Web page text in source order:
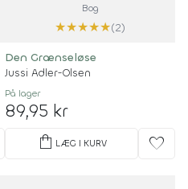
Bog
★★★★★(2)
Den Grænseløse
Jussi Adler-Olsen
På lager
89,95 kr
shopping_bag LÆG I KURV favorite